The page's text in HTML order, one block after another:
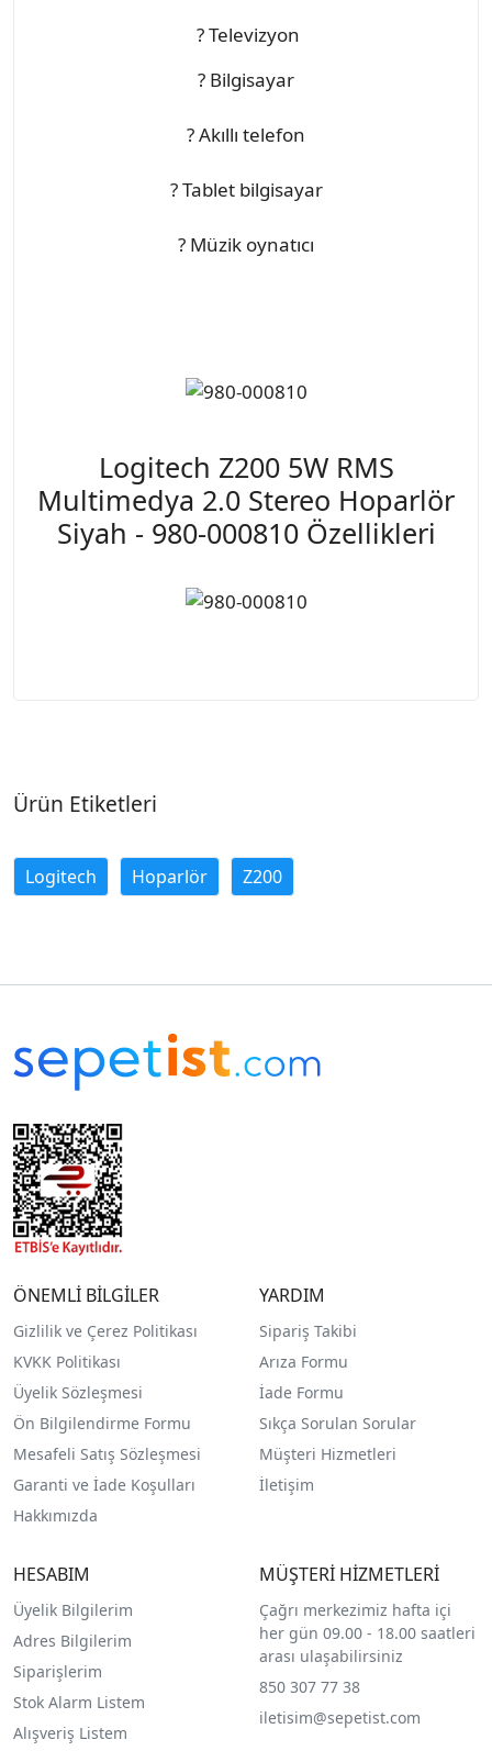
? Televizyon
? Bilgisayar
? Akıllı telefon
? Tablet bilgisayar
? Müzik oynatıcı
Logitech Z200 5W RMS
Multimedya 2.0 Stereo Hoparlör
Siyah - 980-000810 Özellikleri
Ürün Etiketleri
Logitech Hoparlör Z200
ÖNEMLİ BİLGİLER
Gizlilik ve Çerez Politikası
KVKK Politikası
Üyelik Sözleşmesi
Ön Bilgilendirme Formu
Mesafeli Satış Sözleşmesi
Garanti ve İade Koşulları
Hakkımızda
YARDIM
Sipariş Takibi
Arıza Formu
İade Formu
Sıkça Sorulan Sorular
Müşteri Hizmetleri
İletişim
HESABIM
Üyelik Bilgilerim
Adres Bilgilerim
Siparişlerim
Stok Alarm Listem
Alışveriş Listem
MÜŞTERİ HİZMETLERİ
Çağrı merkezimiz hafta içi
her gün 09.00 - 18.00 saatleri
arası ulaşabilirsiniz
850 307 77 38
iletisim@sepetist.com